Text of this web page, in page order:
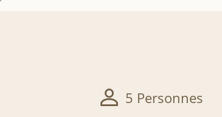
5 Personnes